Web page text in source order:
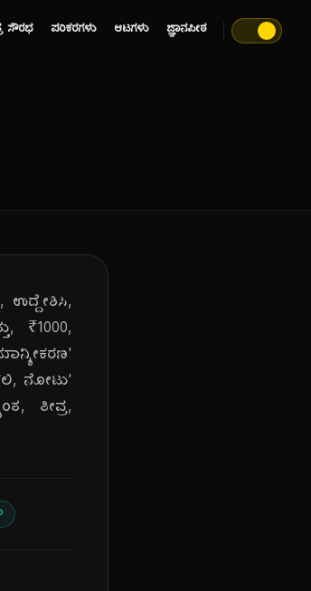
ಸೌರಭ ಪರಿಕರಗಳು ಆಟಗಳು ಜ್ಞಾನಪೀಠ
ಉದ್ದೇಶಿಸಿ,
₹1000,
ನೋಟು'
ತೀವ್ರ,